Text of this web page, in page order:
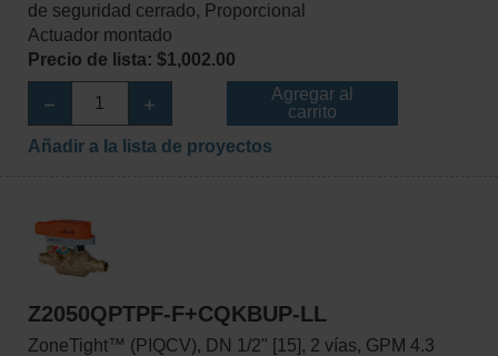
de seguridad cerrado, Proporcional
Actuador montado
Precio de lista: $1,002.00
Agregar al
carrito
Añadir a la lista de proyectos
Z2050QPTPF-F+CQKBUP-LL
ZoneTight™ (PIQCV), DN 1/2" [15], 2 vías, GPM 4.3